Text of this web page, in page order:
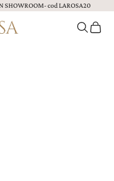
SHOWROOM- cod LAROSA20
CautăCoș